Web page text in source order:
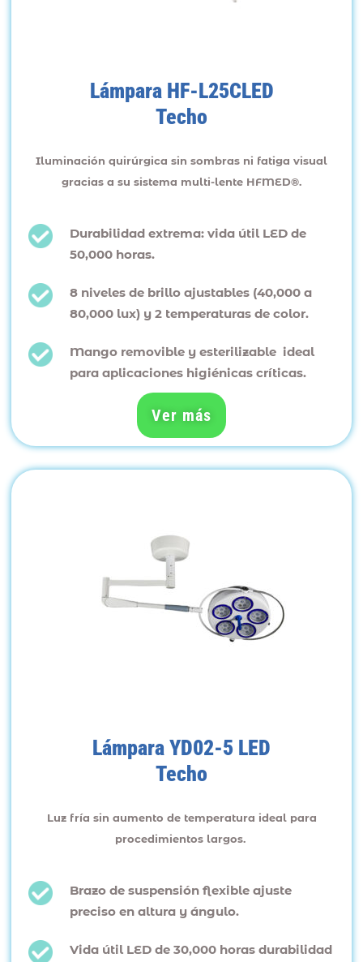
Lámpara HF-L25CLED
Techo
Iluminación quirúrgica sin sombras ni fatiga visual
gracias a su sistema multi-lente HFMED®.
Durabilidad extrema: vida útil LED de
50,000 horas.
8 niveles de brillo ajustables (40,000 a
80,000 lux) y 2 temperaturas de color.
Mango removible y esterilizable ideal
para aplicaciones higiénicas críticas.
Ver más
Lámpara YD02-5 LED
Techo
Luz fría sin aumento de temperatura ideal para
procedimientos largos.
Brazo de suspensión flexible ajuste
preciso en altura y ángulo.
Vida útil LED de 30,000 horas durabilidad